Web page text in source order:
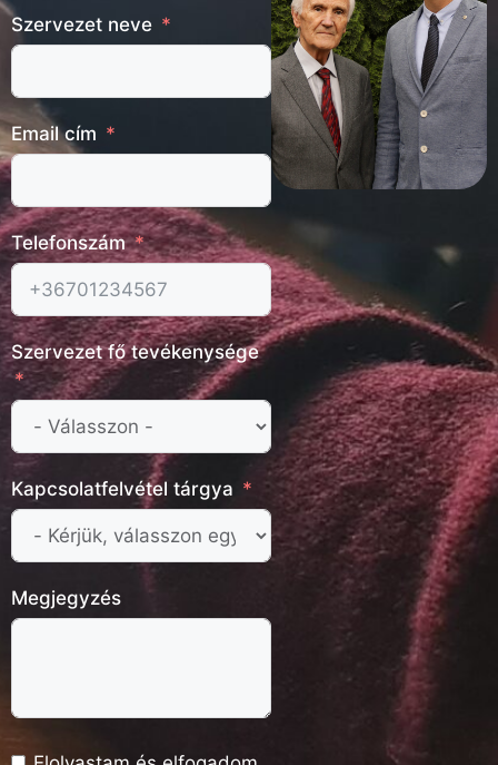
Szervezet neve
Email cím
Telefonszám
Szervezet fő tevékenysége
Kapcsolatfelvétel tárgya
Megjegyzés